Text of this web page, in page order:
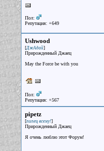
Пол:
Репутация: +649
Ushwood
[ДжАдай]
Прирожденный Джаец
May the Force be with you
Пол:
Репутация: +567
pipetz
[пипец всему!]
Прирожденный Джаец
Я очень люблю этот Форум!